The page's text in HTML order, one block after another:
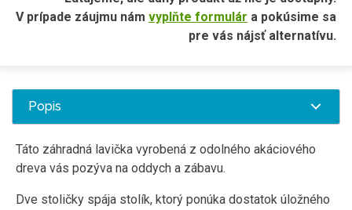
V prípade záujmu nám vyplňte formulár a pokúsime sa
pre vás nájsť alternatívu.
Popis
Táto záhradná lavička vyrobená z odolného akáciového
dreva vás pozýva na oddych a zábavu.
Dve stoličky spája stolík, ktorý ponúka dostatok úložného